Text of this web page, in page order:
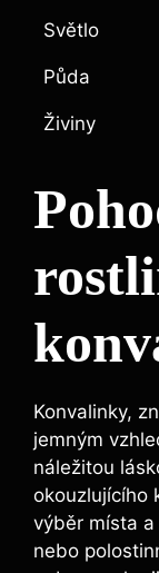
Světlo
Půda
Živiny
Konvalinky,
jemným
náležitou
okouzlujícího
výběr místa
nebo